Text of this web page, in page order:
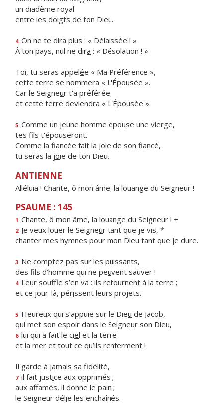
un diadème royal
entre les doigts de ton Dieu.
4 On ne te dira plus : « Délaissée ! »
À ton pays, nul ne dira : « Désolation ! »
Toi, tu seras appelée « Ma Préférence »,
cette terre se nommera « L'Épousée ».
Car le Seigneur t'a préférée,
et cette terre deviendra « L'Épousée ».
5 Comme un jeune homme épouse une vierge,
tes fls t'épouseront.
Comme la fiancée fait la joie de son fiancé,
tu seras la joie de ton Dieu.
ANTIENNE
Alléluia ! Chante, ô mon âme, la louange du Seigneur !
PSAUME : 145
1 Chante, ô mon âme, la louange du Seigneur ! +
2 Je veux louer le Seigneur tant que je vis, *
chanter mes hymnes pour mon Dieu tant que je dure.
3 Ne comptez pas sur les puissants,
des fils d’homme qui ne peuvent sauver !
4 Leur souffle s’en va : ils retournent à la terre ;
et ce jour-là, périssent leurs projets.
5 Heureux qui s’appuie sur le Dieu de Jacob,
qui met son espoir dans le Seigneur son Dieu,
6 lui qui a fait le ciel et la terre
et la mer et tout ce qu’ils renferment !
Il garde à jamais sa fidélité,
7 il fait justice aux opprimés ;
aux affamés, il donne le pain ;
le Seigneur délie les enchaînés.